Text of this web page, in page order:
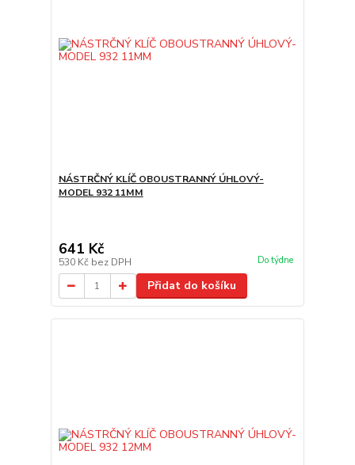
NÁSTRČNÝ KLÍČ OBOUSTRANNÝ ÚHLOVÝ-
MODEL 932 11MM
641 Kč
530 Kč bez DPH Do týdne
Přidat do košíku